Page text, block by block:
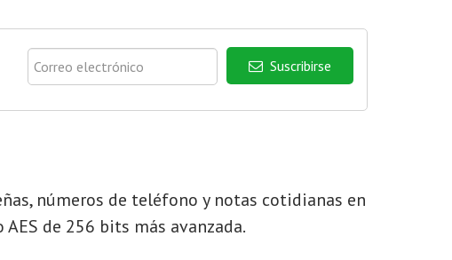
Suscribirse
números de teléfono y notas cotidianas en
de 256 bits más avanzada.